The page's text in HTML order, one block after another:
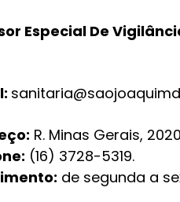
Especial De
R. Minas Gerais,
(16) 3728-5319.
de segunda a